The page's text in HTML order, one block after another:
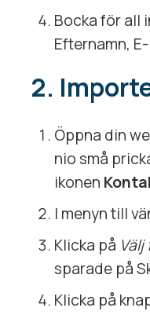
Bocka för all
Efternamn,
2.
Öppna din
nio små
ikonen
I menyn till
Klicka på Välj
sparade på
Klicka på